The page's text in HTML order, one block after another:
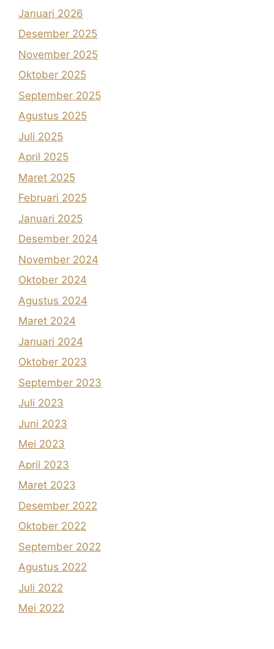
Januari 2026
Desember 2025
November 2025
Oktober 2025
September 2025
Agustus 2025
Juli 2025
April 2025
Maret 2025
Februari 2025
Januari 2025
Desember 2024
November 2024
Oktober 2024
Agustus 2024
Maret 2024
Januari 2024
Oktober 2023
September 2023
Juli 2023
Juni 2023
Mei 2023
April 2023
Maret 2023
Desember 2022
Oktober 2022
September 2022
Agustus 2022
Juli 2022
Mei 2022